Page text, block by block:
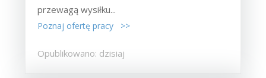
przewagą wysiłku...
Poznaj ofertę pracy >>
Opublikowano: dzisiaj